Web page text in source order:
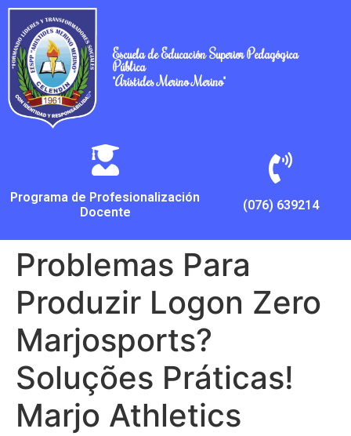
Escuela de Educación Superior Pedagógica
Pública
"Arístides Merino Merino"
Programa de Profesionalización
Docente
(076) 639214
Problemas Para
Produzir Logon Zero
Marjosports?
Soluções Práticas!
Marjo Athletics